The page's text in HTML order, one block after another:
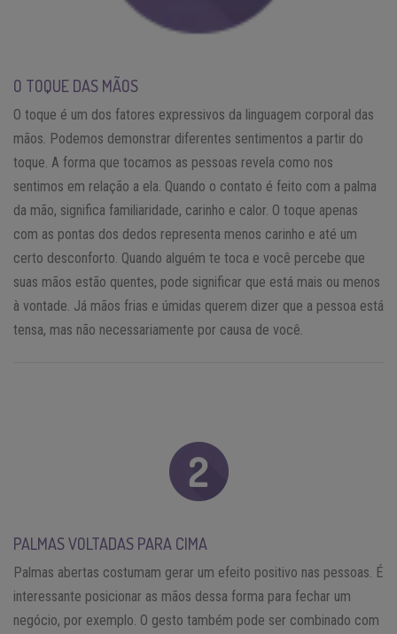
O TOQUE DAS MÃOS
O toque é um dos fatores expressivos da linguagem corporal das
mãos. Podemos demonstrar diferentes sentimentos a partir do
toque. A forma que tocamos as pessoas revela como nos
sentimos em relação a ela. Quando o contato é feito com a palma
da mão, significa familiaridade, carinho e calor. O toque apenas
com as pontas dos dedos representa menos carinho e até um
certo desconforto. Quando alguém te toca e você percebe que
suas mãos estão quentes, pode significar que está mais ou menos
à vontade. Já mãos frias e úmidas querem dizer que a pessoa está
tensa, mas não necessariamente por causa de você.
PALMAS VOLTADAS PARA CIMA
Palmas abertas costumam gerar um efeito positivo nas pessoas. É
interessante posicionar as mãos dessa forma para fechar um
negócio, por exemplo. O gesto também pode ser combinado com